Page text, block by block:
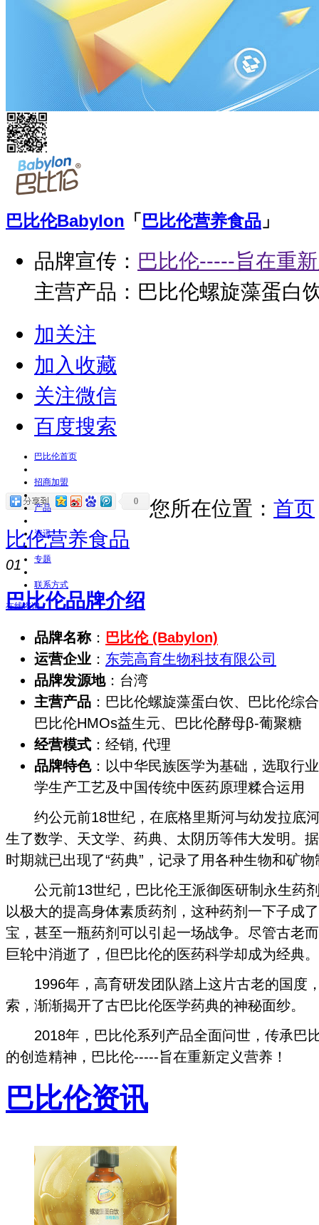
巴比伦Babylon 「巴比伦营养食品 」
品牌宣传： 巴比伦-----旨在重
主营产品：巴比伦螺旋藻蛋白
比伦HMOs益生元、巴比伦酵
加关注
加入收藏
关注微信
百度搜索
巴比伦首页
招商加盟
产品
资讯
专题
联系方式
在线咨询
0 您所在位置： 首页
比伦营养食品
01
巴比伦品牌介绍
品牌名称： 巴比伦 (Babylon)
运营企业 ： 东莞高育生物科技有限公司
品牌发源地：台湾
主营产品 ：巴比伦螺旋藻蛋白饮、巴比伦综
巴比伦HMOs益生元、巴比伦酵母β-葡聚糖
经营模式 ：经销, 代理
品牌特色：以中华民族医学为基础，选取行
学生产工艺及中国传统中医药原理糅合运用
约公元前18世纪，在底格里斯河与幼发拉底
生了数学、天文学、药典、太阴历等伟大发明。
时期就已出现了“药典”，记录了用各种生物和矿
公元前13世纪，巴比伦王派御医研制永生药
以极大的提高身体素质药剂，这种药剂一下子成
宝，甚至一瓶药剂可以引起一场战争。尽管古老
巨轮中消逝了，但巴比伦的医药科学却成为经典。
1996年，高育研发团队踏上这片古老的国度
索，渐渐揭开了古巴比伦医学药典的神秘面纱。
2018年，巴比伦系列产品全面问世，传承巴
的创造精神，巴比伦-----旨在重新定义营养！
巴比伦资讯